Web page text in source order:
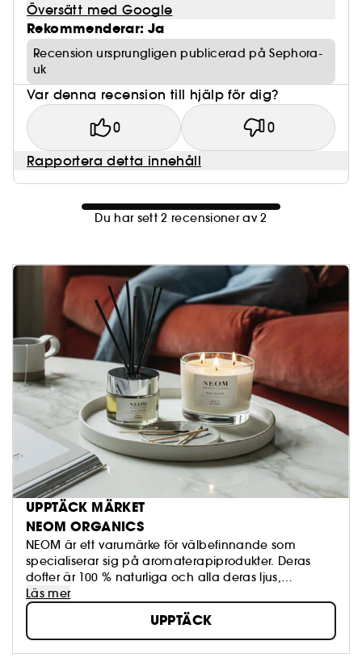
Översätt med Google
Rekommenderar: Ja
Recension ursprungligen publicerad på Sephora-
uk
Var denna recension till hjälp för dig?
0 0
Rapportera detta innehåll
Du har sett 2 recensioner av 2
UPPTÄCK MÄRKET
NEOM ORGANICS
NEOM är ett varumärke för välbefinnande som
specialiserar sig på aromaterapiprodukter. Deras
dofter är 100 % naturliga och alla deras ljus,
diffusorer och oljor har verkliga fördelar för ditt
välbefinnande: de hjälper dig att sova bättre,
minska din stress, öka din energi eller höja ditt
humör. Deras produkter tillverkas i Storbritannien av
etiska, hållbara och ekologiska ingredienser.
Läs mer
UPPTÄCK